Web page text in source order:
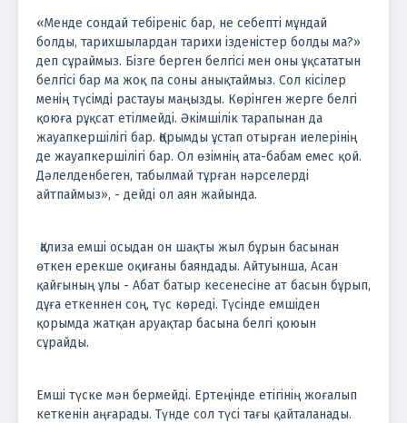
«Менде сондай тебіреніс бар, не себепті мұндай
болды, тарихшылардан тарихи ізденістер болды ма?»
деп сұраймыз. Бізге берген белгісі мен оны ұқсататын
белгісі бар ма жоқ па соны анықтаймыз. Сол кісілер
менің түсімді растауы маңызды. Көрінген жерге белгі
қоюға рұқсат етілмейді. Әкімшілік тарапынан да
жауапкершілігі бар. Қорымды ұстап отырған иелерінің
де жауапкершілігі бар. Ол өзімнің ата-бабам емес қой.
Дәлелденбеген, табылмай тұрған нәрселерді
айтпаймыз», - дейді ол аян жайында.
Қализа емші осыдан он шақты жыл бұрын басынан
өткен ерекше оқиғаны баяндады. Айтуынша, Асан
қайғының ұлы - Абат батыр кесенесіне ат басын бұрып,
дұға еткеннен соң, түс көреді. Түсінде емшіден
қорымда жатқан аруақтар басына белгі қоюын
сұрайды.
Емші түске мән бермейді. Ертеңінде етігінің жоғалып
кеткенін аңғарады. Түнде сол түсі тағы қайталанады.